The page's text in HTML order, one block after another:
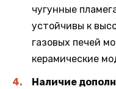
чугунные
устойчивы к
газовых печей
керамические
Наличие